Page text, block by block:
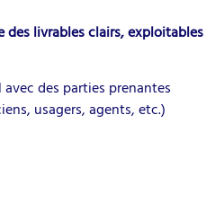
des livrables clairs, exploitables
des parties prenantes
usagers, agents, etc.)